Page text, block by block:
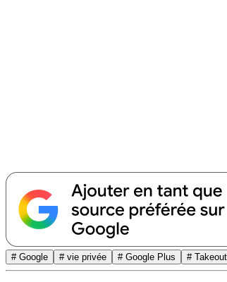
# Google # vie privée # Google Plus # Takeout